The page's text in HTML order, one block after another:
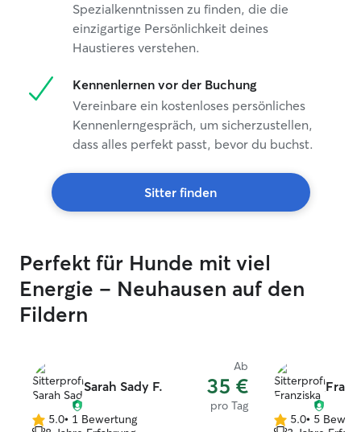
Spezialkenntnissen zu finden, die die
einzigartige Persönlichkeit deines
Haustieres verstehen.
Kennenlernen vor der Buchung
Vereinbare ein kostenloses persönliches
Kennenlerngespräch, um sicherzustellen,
dass alles perfekt passt, bevor du buchst.
Sitter finden
Perfekt für Hunde mit viel
Energie – Neuhausen auf den
Fildern
Sarah Sady F.
Ab
35 €
pro Tag
5.05.0• 1 Bewertung
5.05.0• 5